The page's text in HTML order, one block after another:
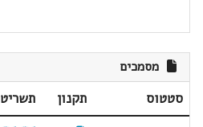
מסמכים
סטטוס תקנון תשריט